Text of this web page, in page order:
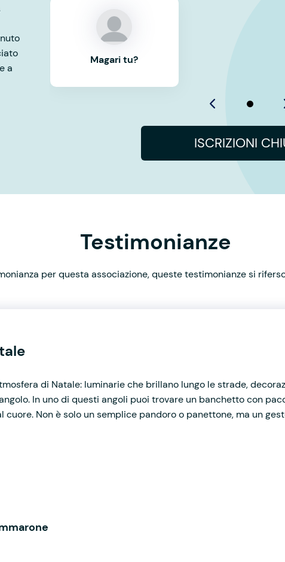
a
Magari tu?
ISCRIZIONI
Testimonianze
per questa associazione, queste testimonianze si
di Natale: luminarie che brillano lungo le strade,
In uno di questi angoli puoi trovare un banchetto con
cuore. Non è solo un semplice pandoro o panettone, ma un